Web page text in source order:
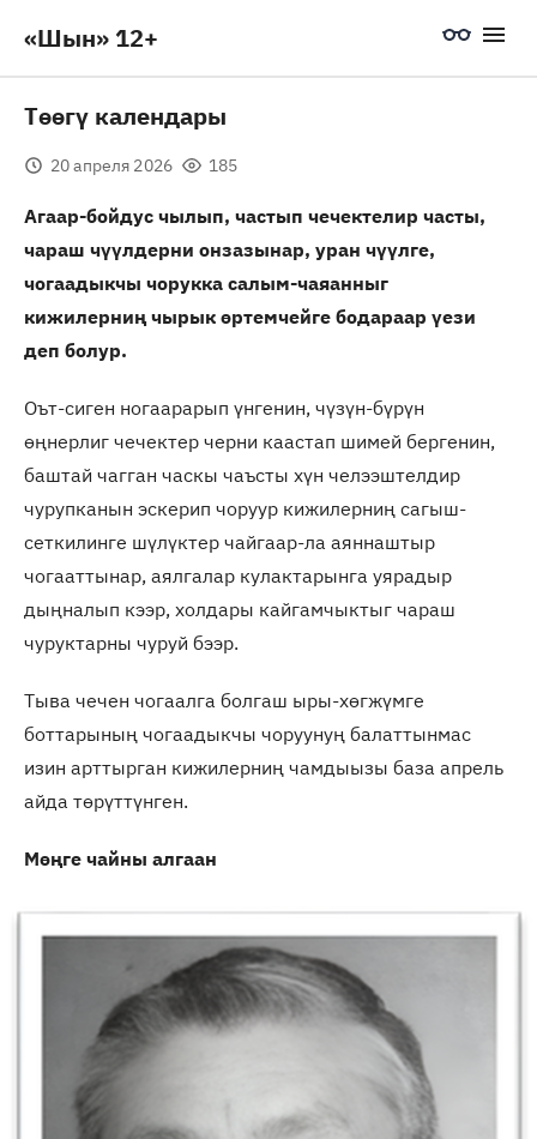
«Шын» 12+
Төөгү календары
20 апреля 2026 185
Агаар-бойдус чылып, частып чечектелир часты,
чараш чүүлдерни онзазынар, уран чүүлге,
чогаадыкчы чорукка салым-чаяанныг
кижилерниң чырык өртемчейге бодараар үези
деп болур.
Оът-сиген ногаарарып үнгенин, чүзүн-бүрүн
өңнерлиг чечектер черни каастап шимей бергенин,
баштай чагган часкы чаъсты хүн челээштелдир
чурупканын эскерип чоруур кижилерниң сагыш-
сеткилинге шүлүктер чайгаар-ла аяннаштыр
чогааттынар, аялгалар кулактарынга уярадыр
дыңналып кээр, холдары кайгамчыктыг чараш
чуруктарны чуруй бээр.
Тыва чечен чогаалга болгаш ыры-хөгжүмге
боттарының чогаадыкчы чоруунуң балаттынмас
изин арттырган кижилерниң чамдыызы база апрель
айда төрүттүнген.
Мөңге чайны алгаан